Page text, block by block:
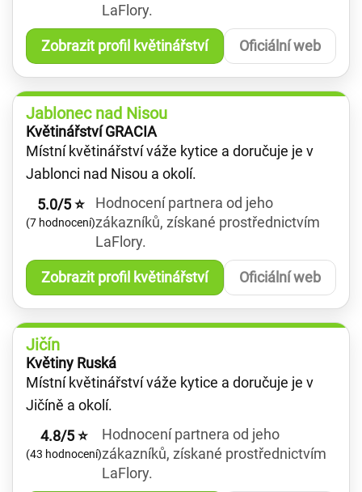
LaFlory.
Zobrazit profil květinářství Oficiální web
Jablonec nad Nisou
Květinářství GRACIA
Místní květinářství váže kytice a doručuje je v
Jablonci nad Nisou a okolí.
5.0/5 ⭐
(7 hodnocení)
Hodnocení partnera od jeho
zákazníků, získané prostřednictvím
LaFlory.
Zobrazit profil květinářství Oficiální web
Jičín
Květiny Ruská
Místní květinářství váže kytice a doručuje je v
Jičíně a okolí.
4.8/5 ⭐
(43 hodnocení)
Hodnocení partnera od jeho
zákazníků, získané prostřednictvím
LaFlory.